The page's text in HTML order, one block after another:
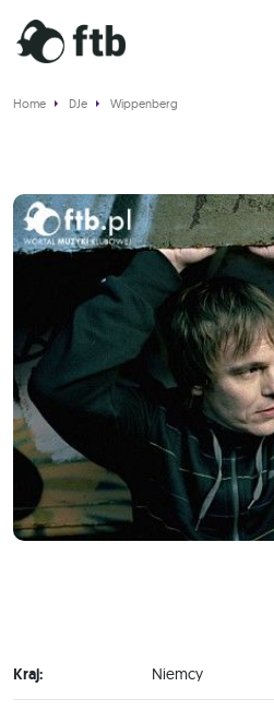
Home DJe Wippenberg
Kraj: Niemcy